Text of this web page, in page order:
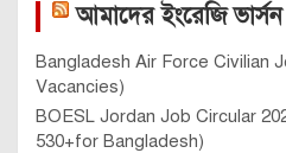
আমাদের ইংরেজি ভার্সন
Bangladesh Air Force Civilian
Vacancies)
BOESL Jordan Job Circular
530+for Bangladesh)